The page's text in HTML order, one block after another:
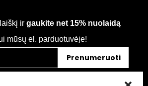
ir gaukite net 15% nuolaidą
mūsų el. parduotuvėje!
Prenumeruoti